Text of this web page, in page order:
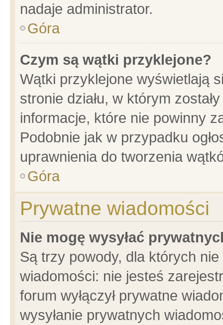
nadaje administrator.
Góra
Czym są wątki przyklejone?
Wątki przyklejone wyświetlają
stronie działu, w którym
informacje, które nie powinny
Podobnie jak w przypadku
uprawnienia do tworzenia
Góra
Prywatne wiadomości
Nie mogę wysyłać
Są trzy powody, dla których
wiadomości: nie jesteś
forum wyłączył prywatne
wysyłanie prywatnych